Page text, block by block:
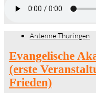
Antenne Thüringen
Evangelische
(erste
Frieden)